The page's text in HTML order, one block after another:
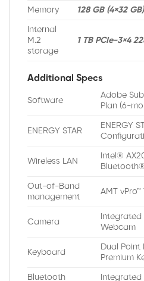
Memory 128 GB (4×32
Internal
M.2
storage
1 TB PCIe-3×4
Additional Specs
Software
Adobe
Plan (6-
ENERGY STAR
ENERGY
Wireless LAN
Intel®
Out-of-Band
management
AMT
Camera
Integrated
Webcam
Keyboard
Dual
Premium
Bluetooth